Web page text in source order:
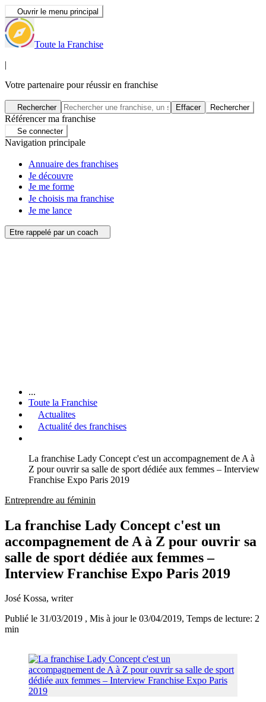
Ouvrir le menu principal
Toute la Franchise
|
Votre partenaire pour réussir en franchise
Rechercher Effacer Rechercher
Référencer ma franchise
Se connecter
Navigation principale
Annuaire des franchises
Je découvre
Je me forme
Je choisis ma franchise
Je me lance
Etre rappelé par un coach
...
Toute la Franchise
Actualites
Actualité des franchises
La franchise Lady Concept c'est un accompagnement de A à
Z pour ouvrir sa salle de sport dédiée aux femmes – Interview
Franchise Expo Paris 2019
Entreprendre au féminin
La franchise Lady Concept c'est un
accompagnement de A à Z pour ouvrir sa
salle de sport dédiée aux femmes –
Interview Franchise Expo Paris 2019
José Kossa, writer
Publié le 31/03/2019 , Mis à jour le 03/04/2019, Temps de lecture: 2
min